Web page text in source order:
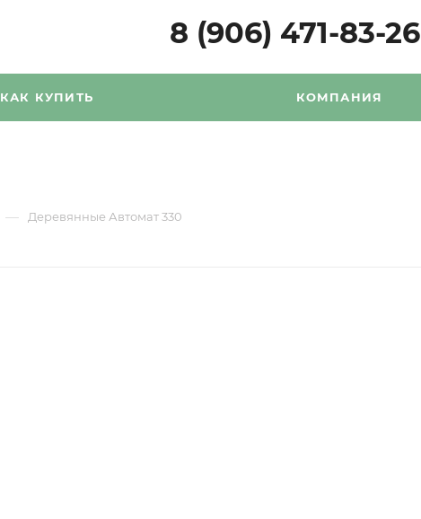
8 (906) 471-83-26
КАК КУПИТЬ КОМПАНИЯ
— Деревянные Автомат 330